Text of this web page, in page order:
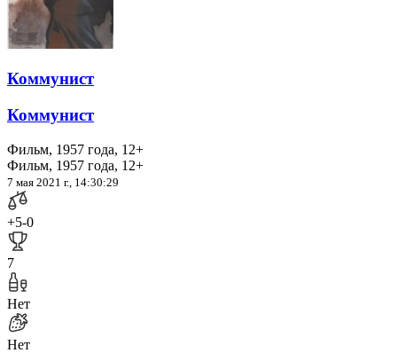
Коммунист
Коммунист
Фильм, 1957 года, 12+
Фильм, 1957 года, 12+
7 мая 2021 г., 14:30:29
+5-0
7
Нет
Нет